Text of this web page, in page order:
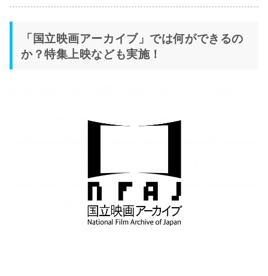
「国立映画アーカイブ」では何ができるの
か？特集上映なども実施！